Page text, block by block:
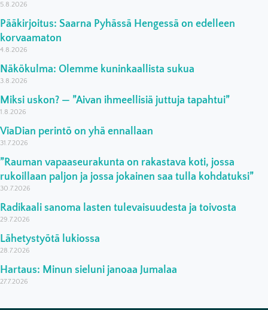
5.8.2026
Pääkirjoitus: Saarna Pyhässä Hengessä on edelleen
korvaamaton
4.8.2026
Näkökulma: Olemme kuninkaallista sukua
3.8.2026
Miksi uskon? — ”Aivan ihmeellisiä juttuja tapahtui”
1.8.2026
ViaDian perintö on yhä ennallaan
31.7.2026
”Rauman vapaaseurakunta on rakastava koti, jossa
rukoillaan paljon ja jossa jokainen saa tulla kohdatuksi”
30.7.2026
Radikaali sanoma lasten tulevaisuudesta ja toivosta
29.7.2026
Lähetystyötä lukiossa
28.7.2026
Hartaus: Minun sieluni janoaa Jumalaa
27.7.2026